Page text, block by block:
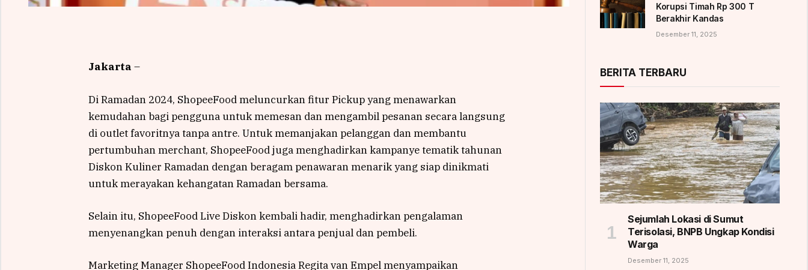
Jakarta –
Di Ramadan 2024, ShopeeFood meluncurkan fitur Pickup yang menawarkan
kemudahan bagi pengguna untuk memesan dan mengambil pesanan secara langsung
di outlet favoritnya tanpa antre. Untuk memanjakan pelanggan dan membantu
pertumbuhan merchant, ShopeeFood juga menghadirkan kampanye tematik tahunan
Diskon Kuliner Ramadan dengan beragam penawaran menarik yang siap dinikmati
untuk merayakan kehangatan Ramadan bersama.
Selain itu, ShopeeFood Live Diskon kembali hadir, menghadirkan pengalaman
menyenangkan penuh dengan interaksi antara penjual dan pembeli.
Marketing Manager ShopeeFood Indonesia Regita van Empel menyampaikan
Korupsi Timah Rp 300 T
Berakhir Kandas
Desember 11, 2025
BERITA TERBARU
Sejumlah Lokasi di Sumut
Terisolasi, BNPB Ungkap Kondisi
Warga
Desember 11, 2025